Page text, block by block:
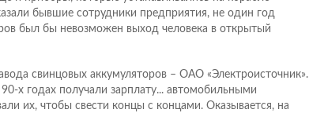
бывшие сотрудники предприятия, не один год
был бы невозможен выход человека в открытый
свинцовых аккумуляторов – ОАО «Электроисточник».
90-х годах получали зарплату... автомобильными
их, чтобы свести концы с концами. Оказывается, на